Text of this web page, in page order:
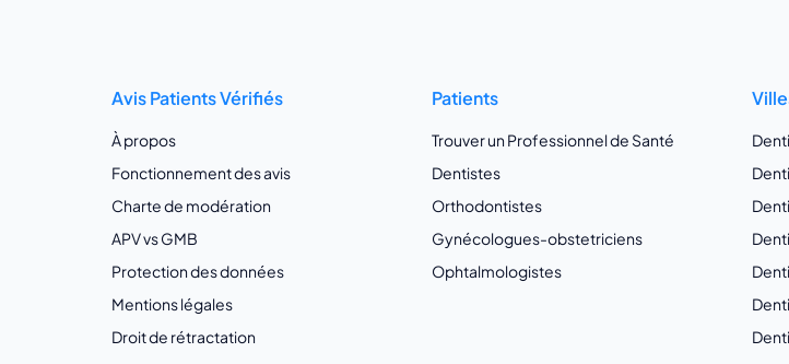
Avis Patients Vérifiés
À propos
Fonctionnement des avis
Charte de modération
APV vs GMB
Protection des données
Mentions légales
Droit de rétractation
Patients
Trouver un Professionnel de Santé
Dentistes
Orthodontistes
Gynécologues-obstetriciens
Ophtalmologistes